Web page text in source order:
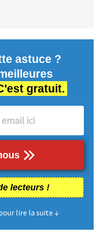
astuce ?
gratuit.
lecteurs !
lire la suite ↓